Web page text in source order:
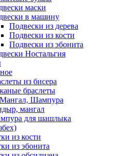
маски
в машину
Подвески из дерева
Подвески из кости
Подвески из эбонита
Ностальгия
из бисера
браслеты
Шампура
мангал
для шашлыка
из кости
из эбонита